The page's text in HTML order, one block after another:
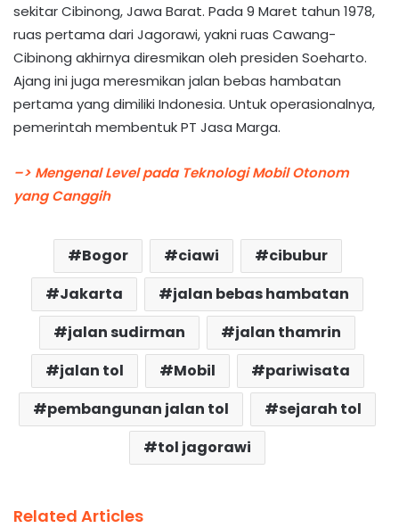
sekitar Cibinong, Jawa Barat. Pada 9 Maret tahun 1978,
ruas pertama dari Jagorawi, yakni ruas Cawang-
Cibinong akhirnya diresmikan oleh presiden Soeharto.
Ajang ini juga meresmikan jalan bebas hambatan
pertama yang dimiliki Indonesia. Untuk operasionalnya,
pemerintah membentuk PT Jasa Marga.
–> Mengenal Level pada Teknologi Mobil Otonom
yang Canggih
Bogor ciawi
cibubur
Jakarta
jalan bebas hambatan
jalan sudirman
jalan thamrin
jalan tol
Mobil
pariwisata
pembangunan jalan tol
sejarah tol
tol jagorawi
Related Articles